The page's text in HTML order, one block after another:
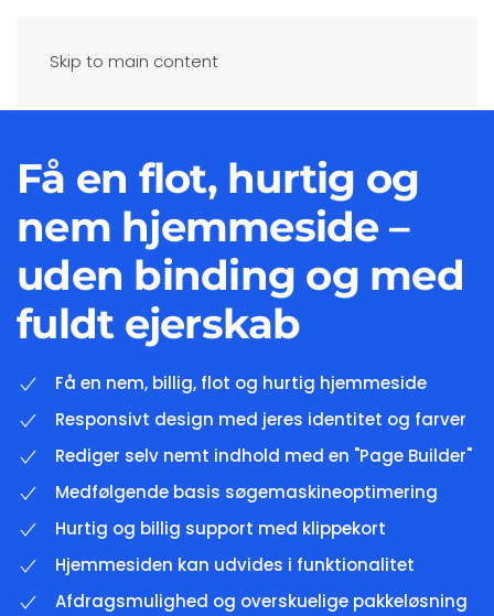
Skip to main content
Få en flot, hurtig og
nem hjemmeside –
uden binding og med
fuldt ejerskab
Få en nem, billig, flot og hurtig hjemmeside
Responsivt design med jeres identitet og farver
Rediger selv nemt indhold med en "Page Builder"
Medfølgende basis søgemaskineoptimering
Hurtig og billig support med klippekort
Hjemmesiden kan udvides i funktionalitet
Afdragsmulighed og overskuelige pakkeløsning